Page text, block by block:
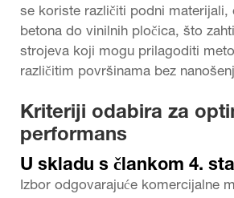
se koriste različiti podni materijali,
betona do vinilnih pločica, što
strojeva koji mogu prilagoditi
različitim površinama bez
Kriteriji odabira za
performans
U skladu s člankom 4.
Izbor odgovarajuće komercijalne